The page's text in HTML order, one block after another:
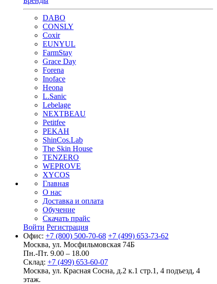
DABO
CONSLY
Coxir
EUNYUL
FarmStay
Grace Day
Forena
Inoface
Heona
L.Sanic
Lebelage
NEXTBEAU
Petitfee
PEKAH
ShinCos.Lab
The Skin House
TENZERO
WEPROVE
XYCOS
Главная
О нас
Доставка и оплата
Обучение
Скачать прайс
Войти Регистрация
Офис: +7 (800) 500-70-68 +7 (499) 653-73-62
Москва, ул. Мосфильмовская 74Б
Пн.-Пт. 9.00 – 18.00
Склад: +7 (499) 653-60-07
Москва, ул. Красная Сосна, д.2 к.1 стр.1, 4 подъезд, 4
этаж.